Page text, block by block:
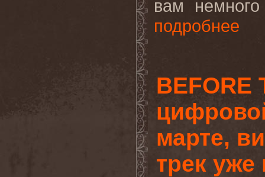
вам
подробнее
BEFORE
марте,
трек уже